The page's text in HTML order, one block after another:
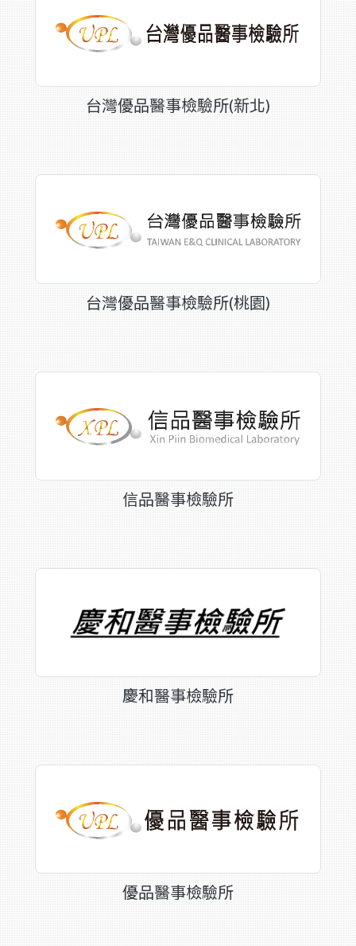
台灣優品醫事檢驗所(新北)
台灣優品醫事檢驗所(桃園)
信品醫事檢驗所
慶和醫事檢驗所
優品醫事檢驗所